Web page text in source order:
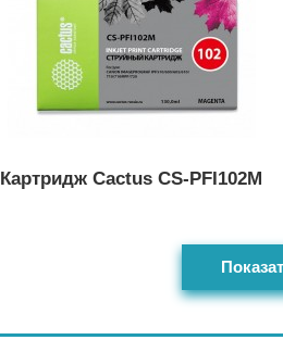
Картридж Cactus CS-PFI102M